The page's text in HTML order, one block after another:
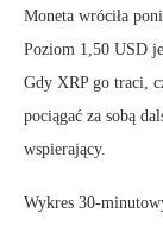
Moneta wróciła
Poziom 1,50 USD
Gdy XRP go traci,
pociągać za sobą
wspierający.
Wykres 30-